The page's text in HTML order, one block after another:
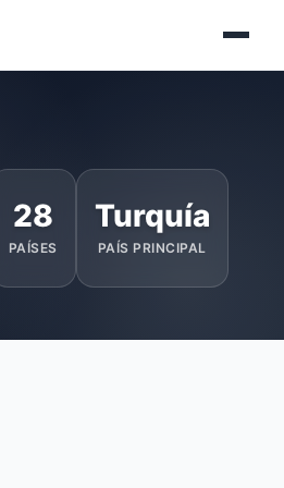
28
PAÍSES
Turquía
PAÍS PRINCIPAL